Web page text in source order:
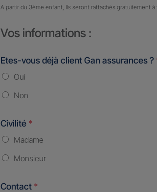
A partir du 3ème enfant, Ils seront rattachés gratuitement
Vos informations :
Etes-vous déjà client Gan assurances ?
Oui
Non
Civilité *
Madame
Monsieur
Contact *